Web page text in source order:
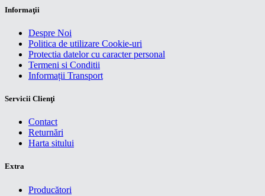
Informaţii
Despre Noi
Politica de utilizare Cookie-uri
Protectia datelor cu caracter personal
Termeni si Conditii
Informații Transport
Servicii Clienţi
Contact
Returnări
Harta sitului
Extra
Producători